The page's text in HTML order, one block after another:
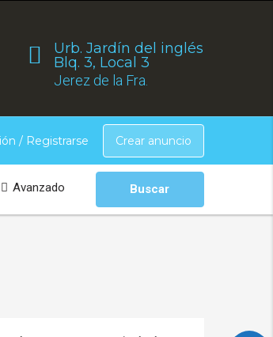
Urb. Jardín del inglés
Blq. 3, Local 3
Jerez de la Fra.
/ Registrarse Crear anuncio
Avanzado Buscar